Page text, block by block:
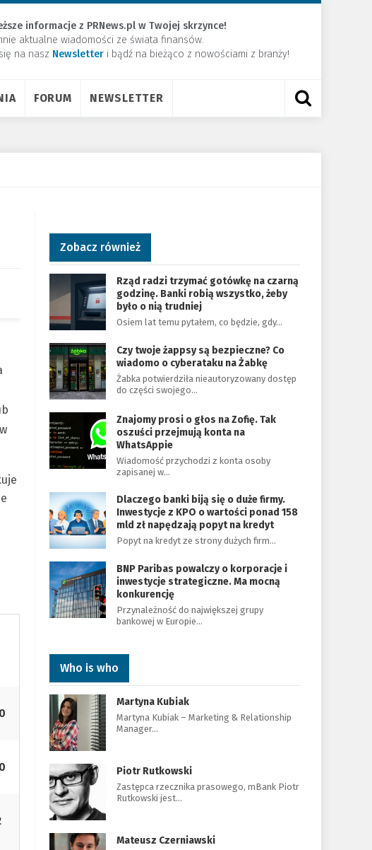
informacje z PRNews.pl w Twojej skrzynce!
aktualne wiadomości ze świata finansów.
na nasz Newsletter ​i bądź na bieżąco z nowościami z branży!
FORUM NEWSLETTER
Zobacz również
Rząd radzi trzymać gotówkę na czarną
godzinę. Banki robią wszystko, żeby
było o nią trudniej
Osiem lat temu pytałem, co będzie, gdy…
Czy twoje żappsy są bezpieczne? Co
wiadomo o cyberataku na Żabkę
Żabka potwierdziła nieautoryzowany dostęp
do części swojego…
Znajomy prosi o głos na Zofię. Tak
oszuści przejmują konta na
WhatsAppie
Wiadomość przychodzi z konta osoby
zapisanej w…
Dlaczego banki biją się o duże firmy.
Inwestycje z KPO o wartości ponad 158
mld zł napędzają popyt na kredyt
Popyt na kredyt ze strony dużych firm…
BNP Paribas powalczy o korporacje i
inwestycje strategiczne. Ma mocną
konkurencję
Przynależność do największej grupy
bankowej w Europie…
Who is who
Martyna Kubiak
Martyna Kubiak – Marketing & Relationship
Manager…
Piotr Rutkowski
Zastępca rzecznika prasowego, mBank Piotr
Rutkowski jest…
Mateusz Czerniawski